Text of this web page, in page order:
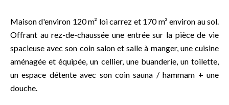
Maison d'environ 120 m² loi carrez et 170 m² environ au sol.
Offrant au rez-de-chaussée une entrée sur la pièce de vie
spacieuse avec son coin salon et salle à manger, une cuisine
aménagée et équipée, un cellier, une buanderie, un toilette,
un espace détente avec son coin sauna / hammam + une
douche.